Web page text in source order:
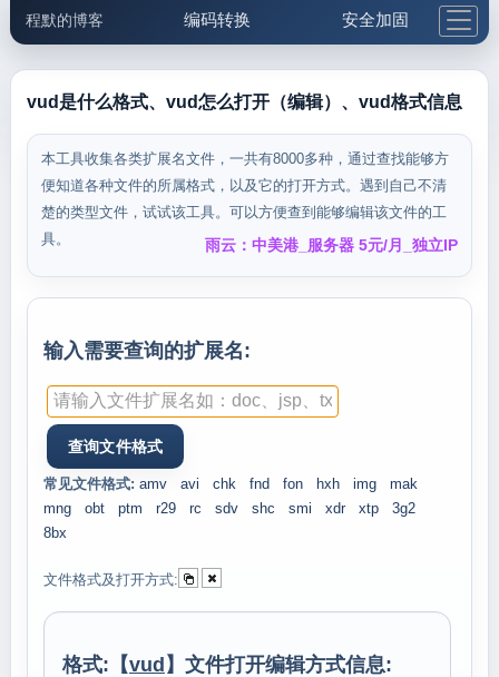
程默的博客 编码转换 安全加固
邮件工具 生活便民 更多工具
5.1支付宝大红包
vud是什么格式、vud怎么打开（编辑）、vud格式信息
本工具收集各类扩展名文件，一共有8000多种，通过查找能够方
便知道各种文件的所属格式，以及它的打开方式。遇到自己不清
楚的类型文件，试试该工具。可以方便查到能够编辑该文件的工
具。
雨云：中美港_服务器 5元/月_独立IP
输入需要查询的扩展名:
常见文件格式: amv avi chk fnd fon hxh img
mak
mng
obt ptm r29 rc sdv shc smi xdr xtp
3g2
8bx
文件格式及打开方式:
格式:【vud 】文件打开编辑方式信息: